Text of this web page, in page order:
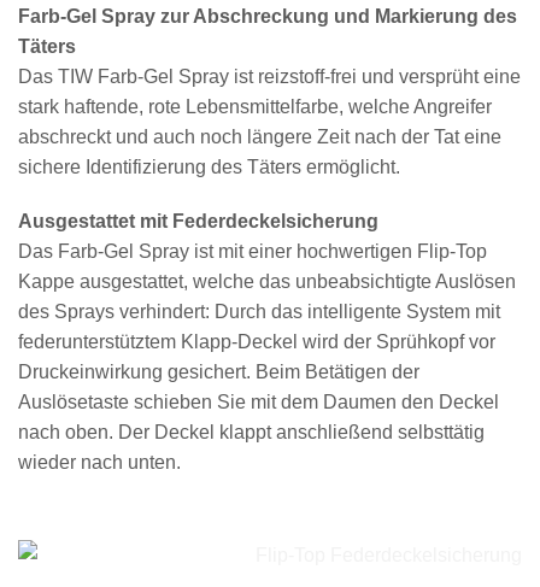
Farb-Gel Spray zur Abschreckung und Markierung des
Täters
Das TIW Farb-Gel Spray ist reizstoff-frei und versprüht eine
stark haftende, rote Lebensmittelfarbe, welche Angreifer
abschreckt und auch noch längere Zeit nach der Tat eine
sichere Identifizierung des Täters ermöglicht.
Ausgestattet mit Federdeckelsicherung
Das Farb-Gel Spray ist mit einer hochwertigen Flip-Top
Kappe ausgestattet, welche das unbeabsichtigte Auslösen
des Sprays verhindert: Durch das intelligente System mit
federunterstütztem Klapp-Deckel wird der Sprühkopf vor
Druckeinwirkung gesichert. Beim Betätigen der
Auslösetaste schieben Sie mit dem Daumen den Deckel
nach oben. Der Deckel klappt anschließend selbsttätig
wieder nach unten.